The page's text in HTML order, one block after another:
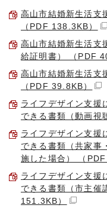
高山市結婚新生活支
（PDF 138.3KB）
高山市結婚新生活支
給証明書） （PDF
高山市結婚新生活支
（PDF 39.8KB）
ライフデザイン支援
できる書類（動画視
ライフデザイン支援
できる書類（共家事
施した場合） （PDF
ライフデザイン支援
できる書類（市主催
151.3KB）